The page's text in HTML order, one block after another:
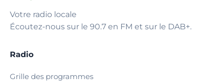
Votre radio locale
Écoutez-nous sur le 90.7 en FM et sur le DAB+.
Radio
Grille des programmes